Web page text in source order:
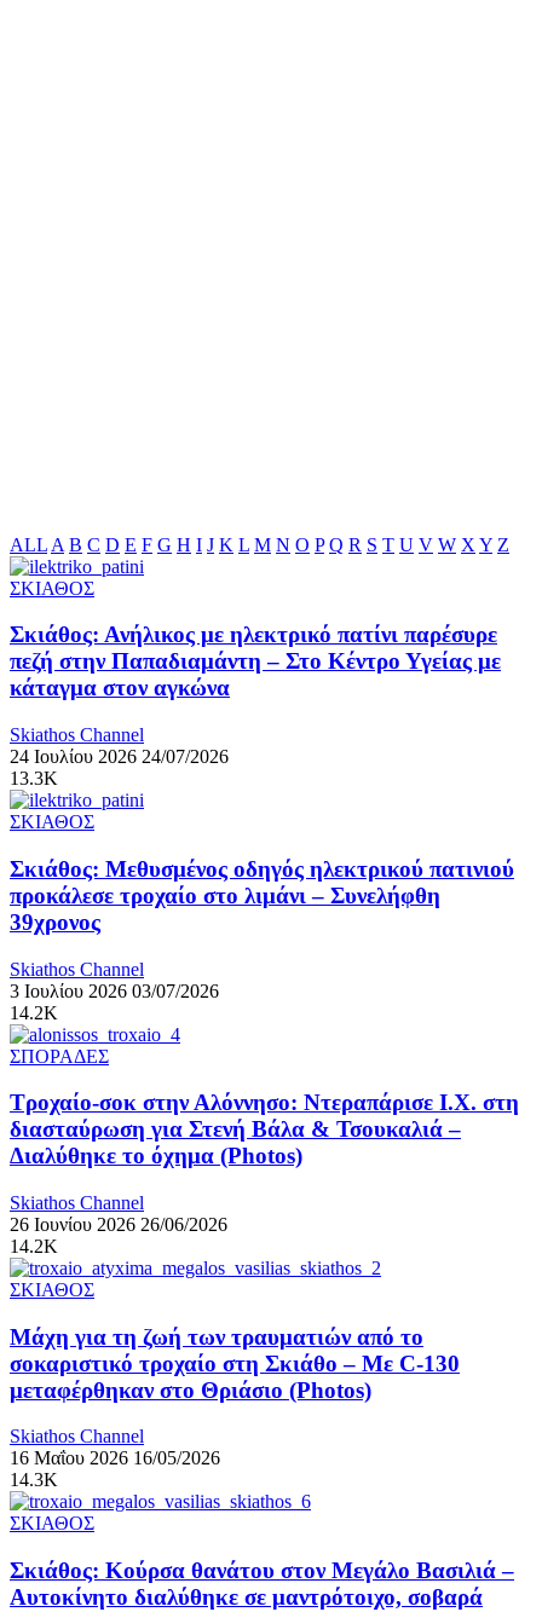
ALL A B C D E F G H I J K L M N O P Q R S T U V W X Y Z
ΣΚΙΑΘΟΣ
Σκιάθος: Ανήλικος με ηλεκτρικό πατίνι παρέσυρε
πεζή στην Παπαδιαμάντη – Στο Κέντρο Υγείας με
κάταγμα στον αγκώνα
Skiathos Channel
24 Ιουλίου 2026 24/07/2026
13.3K
ΣΚΙΑΘΟΣ
Σκιάθος: Μεθυσμένος οδηγός ηλεκτρικού πατινιού
προκάλεσε τροχαίο στο λιμάνι – Συνελήφθη
39χρονος
Skiathos Channel
3 Ιουλίου 2026 03/07/2026
14.2K
ΣΠΟΡΑΔΕΣ
Τροχαίο-σοκ στην Αλόννησο: Ντεραπάρισε Ι.Χ. στη
διασταύρωση για Στενή Βάλα & Τσουκαλιά –
Διαλύθηκε το όχημα (Photos)
Skiathos Channel
26 Ιουνίου 2026 26/06/2026
14.2K
ΣΚΙΑΘΟΣ
Μάχη για τη ζωή των τραυματιών από το
σοκαριστικό τροχαίο στη Σκιάθο – Με C-130
μεταφέρθηκαν στο Θριάσιο (Photos)
Skiathos Channel
16 Μαΐου 2026 16/05/2026
14.3K
ΣΚΙΑΘΟΣ
Σκιάθος: Κούρσα θανάτου στον Μεγάλο Βασιλιά –
Αυτοκίνητο διαλύθηκε σε μαντρότοιχο, σοβαρά